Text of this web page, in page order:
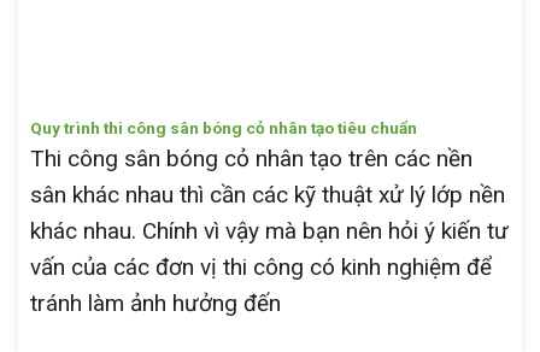
Quy trình thi công sân bóng cỏ nhân tạo tiêu chuẩn
Thi công sân bóng cỏ nhân tạo trên các nền
sân khác nhau thì cần các kỹ thuật xử lý lớp nền
khác nhau. Chính vì vậy mà bạn nên hỏi ý kiến tư
vấn của các đơn vị thi công có kinh nghiệm để
tránh làm ảnh hưởng đến